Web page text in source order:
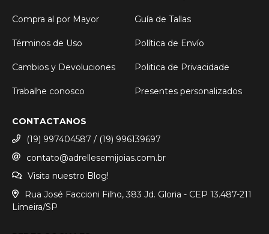
Compra al por Mayor Guía de Tallas
Términos de Uso Política de Envío
Cambios y Devoluciones Politica de Privacidade
Trabalhe conosco Presentes personalizados
CONTACTANOS
(19) 997404587 / (19) 996139697
contato@adrellesemijoias.com.br
Visita nuestro Blog!
Rua José Faccioni Filho, 383 Jd. Gloria - CEP 13.487-211
Limeira/SP